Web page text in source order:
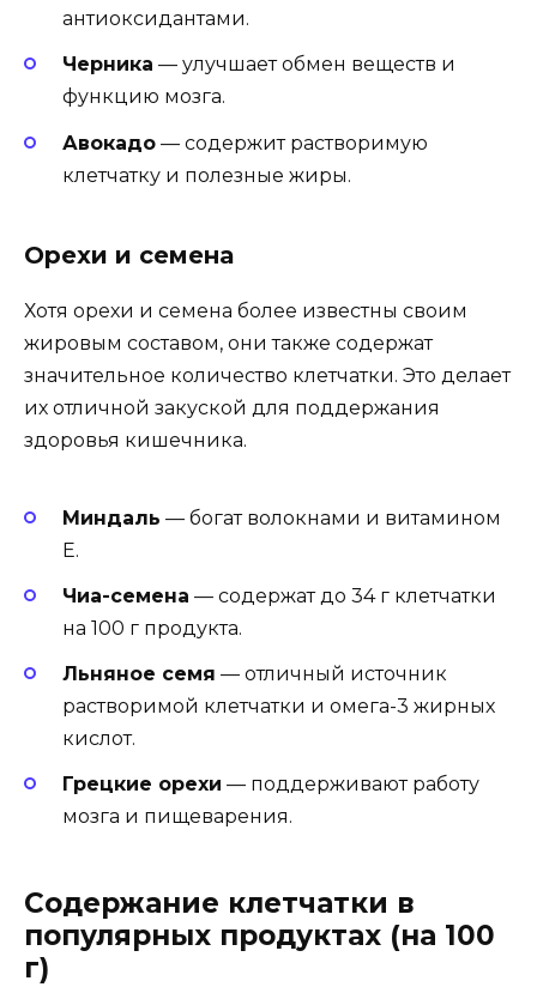
антиоксидантами.
Черника — улучшает обмен веществ и
функцию мозга.
Авокадо — содержит растворимую
клетчатку и полезные жиры.
Орехи и семена
Хотя орехи и семена более известны своим
жировым составом, они также содержат
значительное количество клетчатки. Это делает
их отличной закуской для поддержания
здоровья кишечника.
Миндаль — богат волокнами и витамином
Е.
Чиа-семена — содержат до 34 г клетчатки
на 100 г продукта.
Льняное семя — отличный источник
растворимой клетчатки и омега-3 жирных
кислот.
Грецкие орехи — поддерживают работу
мозга и пищеварения.
Содержание клетчатки в
популярных продуктах (на 100
г)